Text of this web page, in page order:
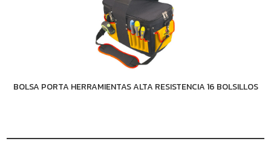
BOLSA PORTA HERRAMIENTAS ALTA RESISTENCIA 16 BOLSILLOS